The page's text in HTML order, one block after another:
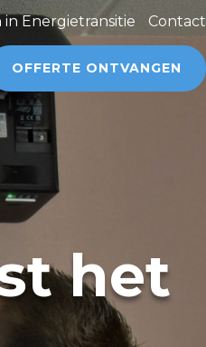
Energietransitie Contact
OFFERTE ONTVANGEN
het